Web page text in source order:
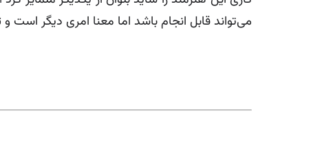
می‌تواند قابل انجام باشد اما معنا امری دیگر